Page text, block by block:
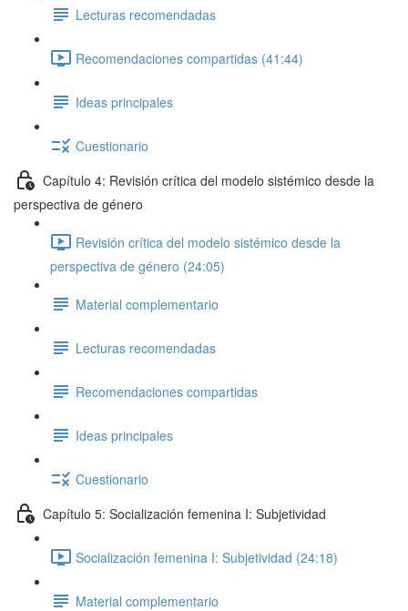
Lecturas recomendadas
Recomendaciones compartidas (41:44)
Ideas principales
Cuestionario
Capítulo 4: Revisión crítica del modelo sistémico desde la
perspectiva de género
Revisión crítica del modelo sistémico desde la
perspectiva de género (24:05)
Material complementario
Lecturas recomendadas
Recomendaciones compartidas
Ideas principales
Cuestionario
Capítulo 5: Socialización femenina I: Subjetividad
Socialización femenina I: Subjetividad (24:18)
Material complementario